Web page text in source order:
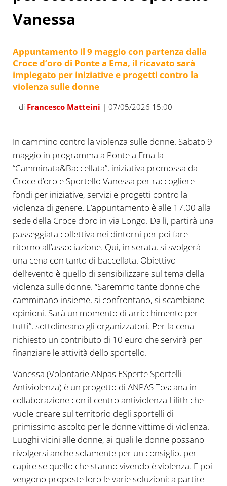
Vanessa
Appuntamento il 9 maggio con partenza dalla
Croce d’oro di Ponte a Ema, il ricavato sarà
impiegato per iniziative e progetti contro la
violenza sulle donne
di Francesco Matteini | 07/05/2026 15:00
In cammino contro la violenza sulle donne. Sabato 9
maggio in programma a Ponte a Ema la
“Camminata&Baccellata”, iniziativa promossa da
Croce d’oro e Sportello Vanessa per raccogliere
fondi per iniziative, servizi e progetti contro la
violenza di genere. L’appuntamento è alle 17.00 alla
sede della Croce d’oro in via Longo. Da lì, partirà una
passeggiata collettiva nei dintorni per poi fare
ritorno all’associazione. Qui, in serata, si svolgerà
una cena con tanto di baccellata. Obiettivo
dell’evento è quello di sensibilizzare sul tema della
violenza sulle donne. “Saremmo tante donne che
camminano insieme, si confrontano, si scambiano
opinioni. Sarà un momento di arricchimento per
tutti”, sottolineano gli organizzatori. Per la cena
richiesto un contributo di 10 euro che servirà per
finanziare le attività dello sportello.
Vanessa (Volontarie ANpas ESperte Sportelli
Antiviolenza) è un progetto di ANPAS Toscana in
collaborazione con il centro antiviolenza Lilith che
vuole creare sul territorio degli sportelli di
primissimo ascolto per le donne vittime di violenza.
Luoghi vicini alle donne, ai quali le donne possano
rivolgersi anche solamente per un consiglio, per
capire se quello che stanno vivendo è violenza. E poi
vengono proposte loro le varie soluzioni: a partire